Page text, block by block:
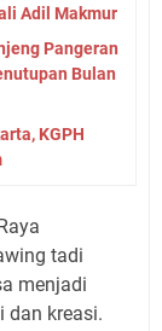
Adil Makmur
Pangeran
Bulan
KGPH
tadi
menjadi
dan kreasi.